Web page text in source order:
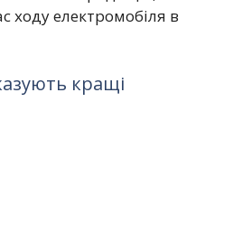
ходу електромобіля в
кращі